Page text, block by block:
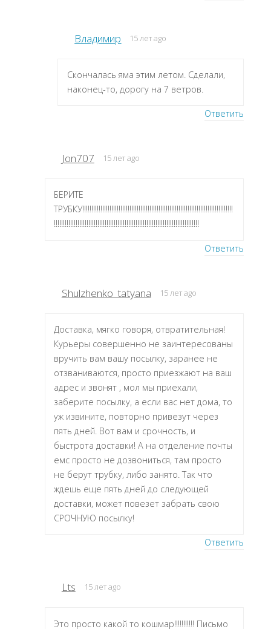
Владимир 15 лет ago
Скончалась яма этим летом. Сделали,
наконец-то, дорогу на 7 ветров.
Ответить
Jon707 15 лет ago
БЕРИТЕ
ТРУБКУ!!!!!!!!!!!!!!!!!!!!!!!!!!!!!!!!!!!!!!!!!!!!!!!!!!!!!!!!!!!!!!!!!!!!!!!!!!!!!!!!!!!
!!!!!!!!!!!!!!!!!!!!!!!!!!!!!!!!!!!!!!!!!!!!!!!!!!!!!!!!!!!!!!!!!!!!!!!!!!!!!!!!
Ответить
Shulzhenko_tatyana 15 лет ago
Доставка, мягко говоря, отвратительная!
Курьеры совершенно не заинтересованы
вручить вам вашу посылку, заранее не
отзваниваются, просто приезжают на ваш
адрес и звонят , мол мы приехали,
заберите посылку, а если вас нет дома, то
уж извините, повторно привезут через
пять дней. Вот вам и срочность, и
быстрота доставки! А на отделение почты
емс просто не дозвониться, там просто
не берут трубку, либо занято. Так что
ждешь еще пять дней до следующей
доставки, может повезет забрать свою
СРОЧНУЮ посылку!
Ответить
Lts 15 лет ago
Это просто какой то кошмар!!!!!!!!!!! Письмо